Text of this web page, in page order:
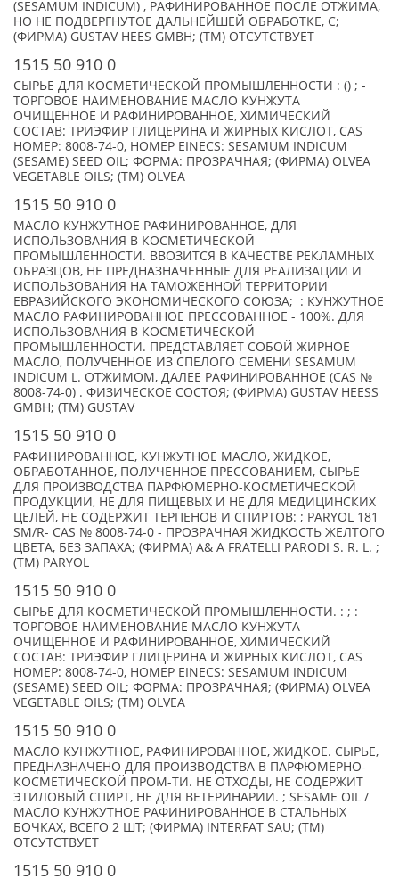
(SESAMUM INDICUM) , РАФИНИРОВАННОЕ ПОСЛЕ ОТЖИМА,
НО НЕ ПОДВЕРГНУТОЕ ДАЛЬНЕЙШЕЙ ОБРАБОТКЕ, С;
(ФИРМА) GUSTAV HEES GMBH; (TM) ОТСУТСТВУЕТ
1515 50 910 0
СЫРЬЕ ДЛЯ КОСМЕТИЧЕСКОЙ ПРОМЫШЛЕННОСТИ : () ; -
ТОРГОВОЕ НАИМЕНОВАНИЕ МАСЛО КУНЖУТА
ОЧИЩЕННОЕ И РАФИНИРОВАННОЕ, ХИМИЧЕСКИЙ
СОСТАВ: ТРИЭФИР ГЛИЦЕРИНА И ЖИРНЫХ КИСЛОТ, CAS
НОМЕР: 8008-74-0, НОМЕР EINECS: SESAMUM INDICUM
(SESAME) SEED OIL; ФОРМА: ПРОЗРАЧНАЯ; (ФИРМА) OLVEA
VEGETABLE OILS; (TM) OLVEA
1515 50 910 0
МАСЛО КУНЖУТНОЕ РАФИНИРОВАННОЕ, ДЛЯ
ИСПОЛЬЗОВАНИЯ В КОСМЕТИЧЕСКОЙ
ПРОМЫШЛЕННОСТИ. ВВОЗИТСЯ В КАЧЕСТВЕ РЕКЛАМНЫХ
ОБРАЗЦОВ, НЕ ПРЕДНАЗНАЧЕННЫЕ ДЛЯ РЕАЛИЗАЦИИ И
ИСПОЛЬЗОВАНИЯ НА ТАМОЖЕННОЙ ТЕРРИТОРИИ
ЕВРАЗИЙСКОГО ЭКОНОМИЧЕСКОГО СОЮЗА; : КУНЖУТНОЕ
МАСЛО РАФИНИРОВАННОЕ ПРЕССОВАННОЕ - 100%. ДЛЯ
ИСПОЛЬЗОВАНИЯ В КОСМЕТИЧЕСКОЙ
ПРОМЫШЛЕННОСТИ. ПРЕДСТАВЛЯЕТ СОБОЙ ЖИРНОЕ
МАСЛО, ПОЛУЧЕННОЕ ИЗ СПЕЛОГО СЕМЕНИ SESAMUM
INDICUM L. ОТЖИМОМ, ДАЛЕЕ РАФИНИРОВАННОЕ (CAS №
8008-74-0) . ФИЗИЧЕСКОЕ СОСТОЯ; (ФИРМА) GUSTAV HEESS
GMBH; (TM) GUSTAV
1515 50 910 0
РАФИНИРОВАННОЕ, КУНЖУТНОЕ МАСЛО, ЖИДКОЕ,
ОБРАБОТАННОЕ, ПОЛУЧЕННОЕ ПРЕССОВАНИЕМ, СЫРЬЕ
ДЛЯ ПРОИЗВОДСТВА ПАРФЮМЕРНО-КОСМЕТИЧЕСКОЙ
ПРОДУКЦИИ, НЕ ДЛЯ ПИЩЕВЫХ И НЕ ДЛЯ МЕДИЦИНСКИХ
ЦЕЛЕЙ, НЕ СОДЕРЖИТ ТЕРПЕНОВ И СПИРТОВ: ; PARYOL 181
SM/R- CAS № 8008-74-0 - ПРОЗРАЧНАЯ ЖИДКОСТЬ ЖЕЛТОГО
ЦВЕТА, БЕЗ ЗАПАХА; (ФИРМА) A& A FRATELLI PARODI S. R. L. ;
(TM) PARYOL
1515 50 910 0
СЫРЬЕ ДЛЯ КОСМЕТИЧЕСКОЙ ПРОМЫШЛЕННОСТИ. : ; :
ТОРГОВОЕ НАИМЕНОВАНИЕ МАСЛО КУНЖУТА
ОЧИЩЕННОЕ И РАФИНИРОВАННОЕ, ХИМИЧЕСКИЙ
СОСТАВ: ТРИЭФИР ГЛИЦЕРИНА И ЖИРНЫХ КИСЛОТ, CAS
НОМЕР: 8008-74-0, НОМЕР EINECS: SESAMUM INDICUM
(SESAME) SEED OIL; ФОРМА: ПРОЗРАЧНАЯ; (ФИРМА) OLVEA
VEGETABLE OILS; (TM) OLVEA
1515 50 910 0
МАСЛО КУНЖУТНОЕ, РАФИНИРОВАННОЕ, ЖИДКОЕ. СЫРЬЕ,
ПРЕДНАЗНАЧЕНО ДЛЯ ПРОИЗВОДСТВА В ПАРФЮМЕРНО-
КОСМЕТИЧЕСКОЙ ПРОМ-ТИ. НЕ ОТХОДЫ, НЕ СОДЕРЖИТ
ЭТИЛОВЫЙ СПИРТ, НЕ ДЛЯ ВЕТЕРИНАРИИ. ; SESAME OIL /
МАСЛО КУНЖУТНОЕ РАФИНИРОВАННОЕ В СТАЛЬНЫХ
БОЧКАХ, ВСЕГО 2 ШТ; (ФИРМА) INTERFAT SAU; (TM)
ОТСУТСТВУЕТ
1515 50 910 0